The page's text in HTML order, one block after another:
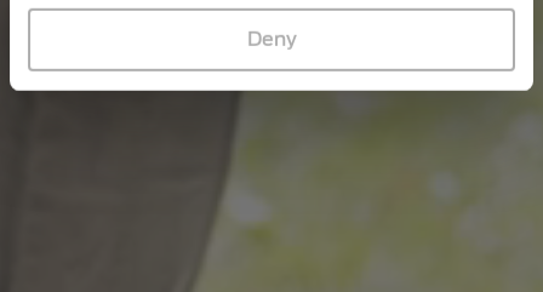
Deny